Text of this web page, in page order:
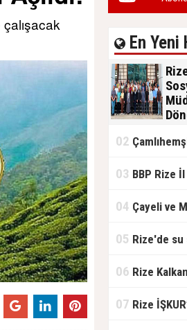
En
02
03 BBP Rize İl Başkanı Ensar
04 Çayeli ve Madenli
05 Rize'de su
06 Rize Kalkandere
07 Rize İŞKUR’dan